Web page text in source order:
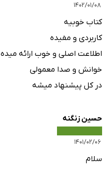
۱۴۰۲/۰۱/۰۸
کتاب خوبیه
کاربردی و مفیده
اطلاعت اصلی و خوب ارائه میده
خوانش و صدا معمولی
در کل پیشنهاد میشه
حسین زنگنه
۱۴۰۱/۰۲/۰۶
سلام